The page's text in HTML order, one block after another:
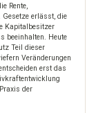
Rente,
erlässt, die
Kapitalbesitzer
beeinhalten. Heute
Teil dieser
Veränderungen
erst das
der